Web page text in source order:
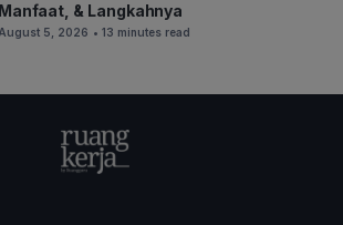
Manfaat, & Langkahnya
August 5, 2026 • 13 minutes read